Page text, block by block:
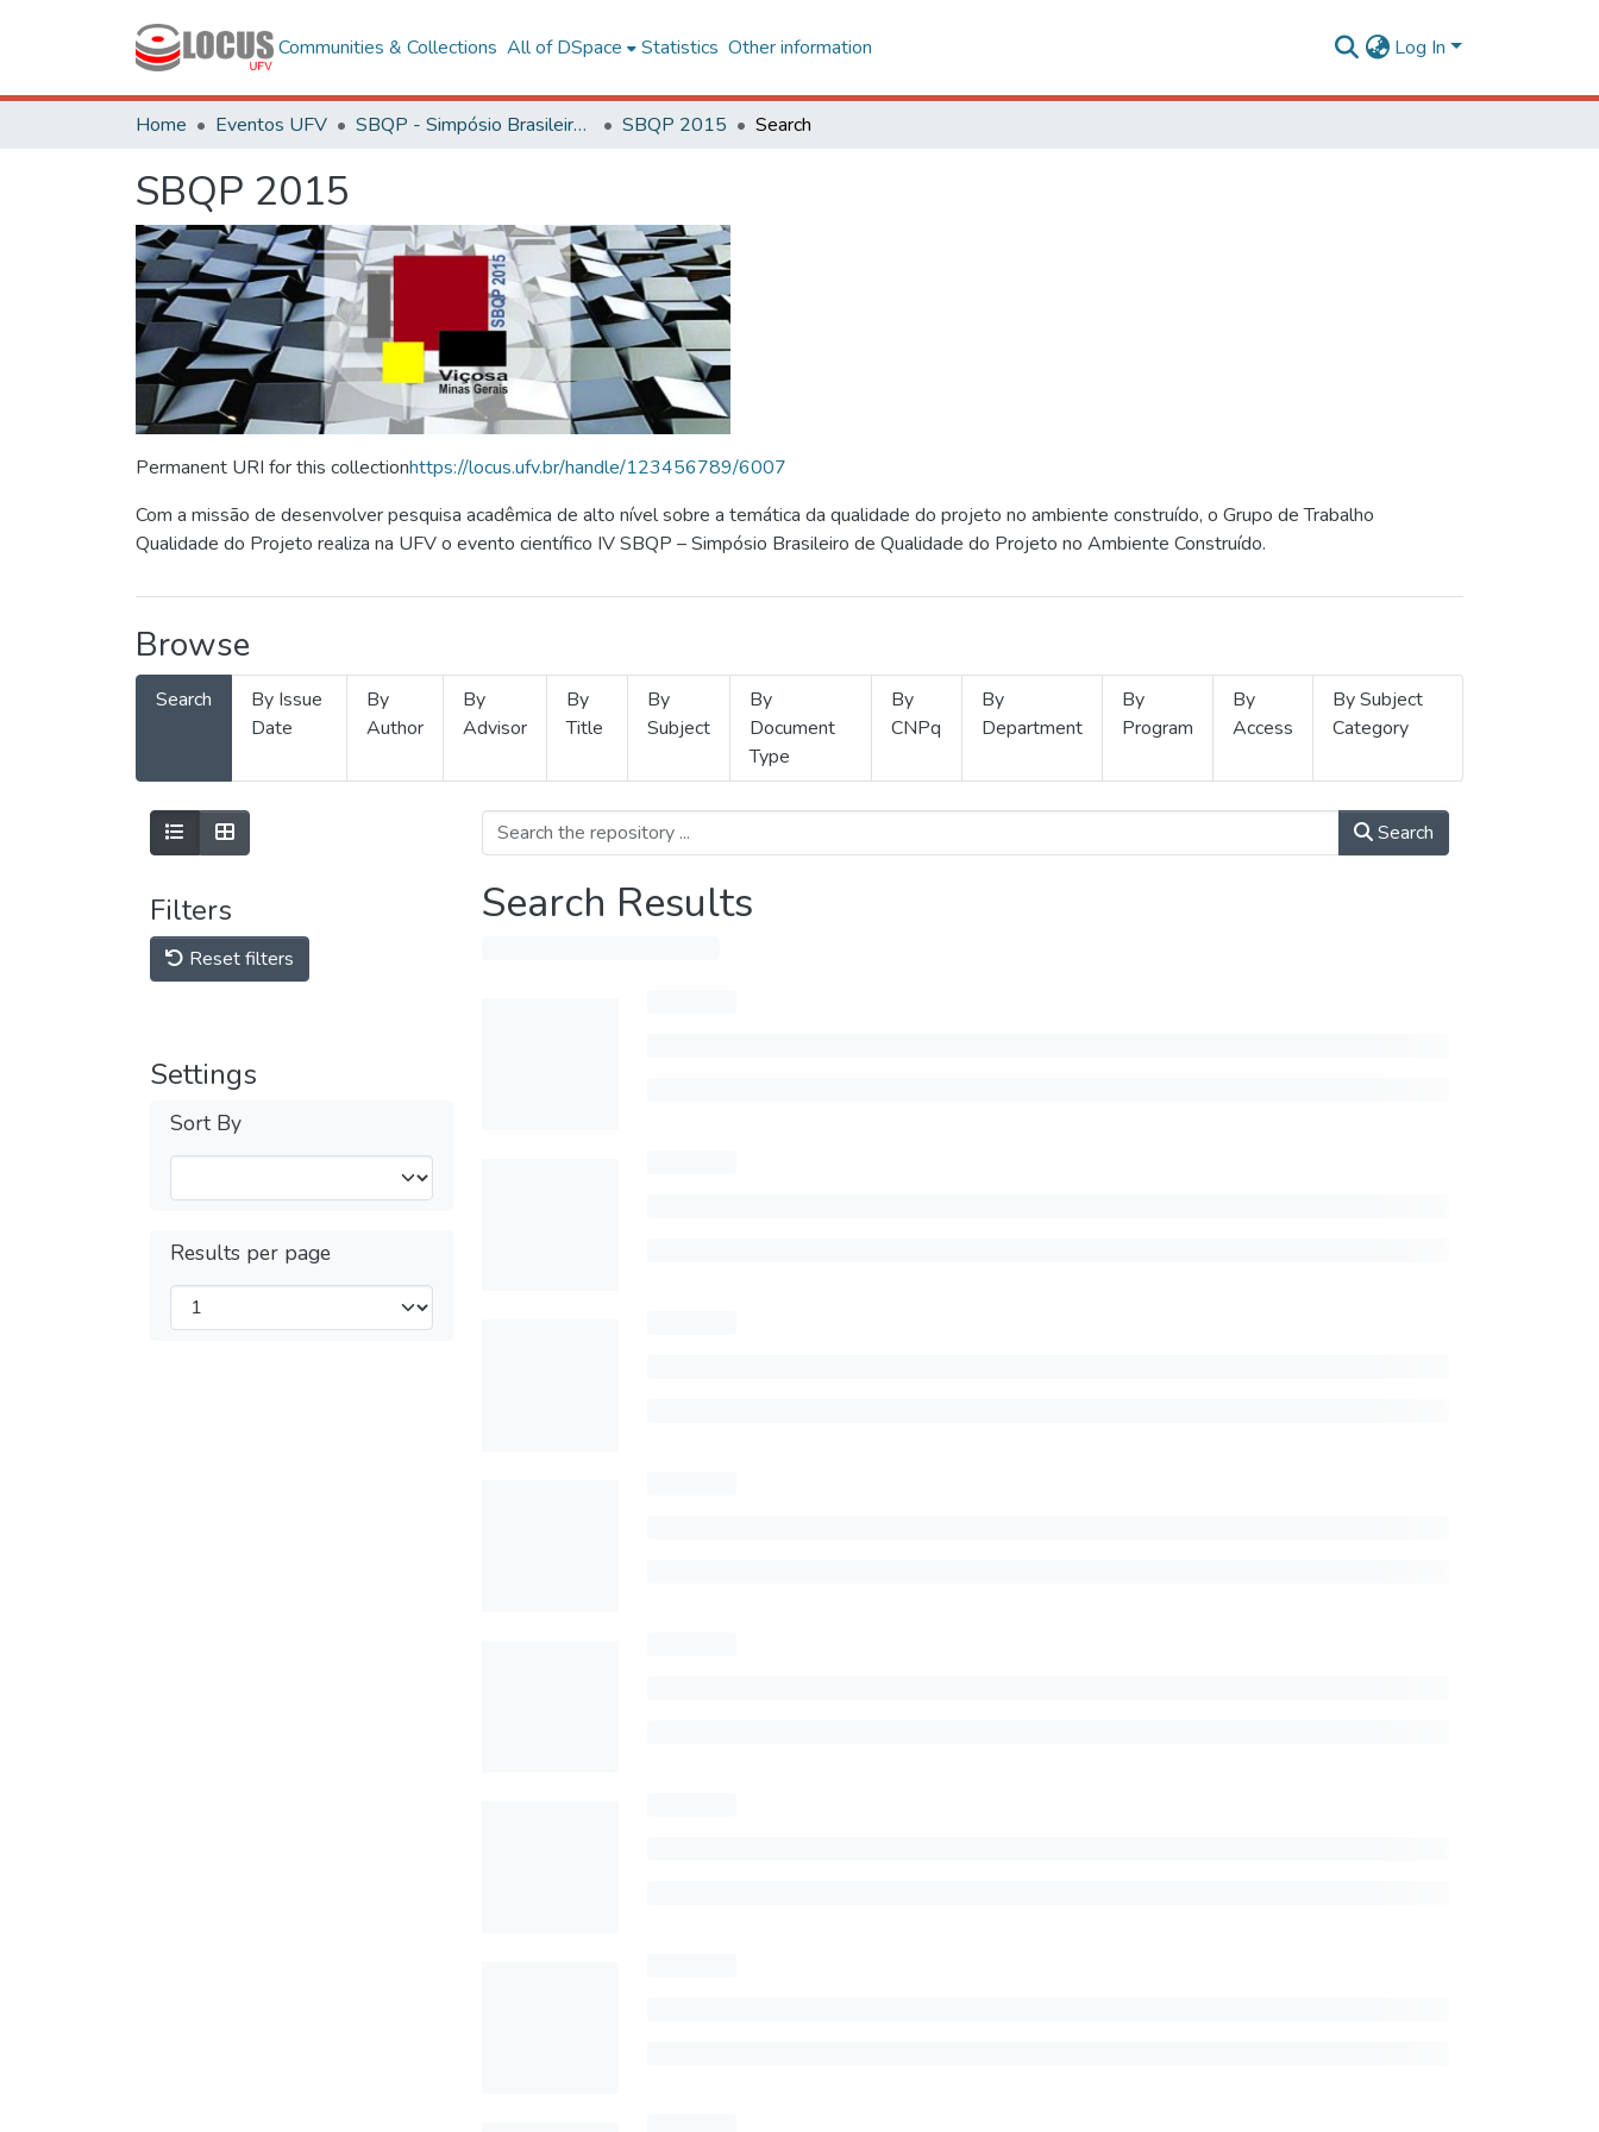
Communities & Collections All of DSpace Statistics Other information Log In
Home Eventos UFV SBQP - Simpósio Brasileiro de Qualidade do Projeto no Ambiente Construído SBQP 2015 Search
SBQP 2015
Permanent URI for this collectionhttps://locus.ufv.br/handle/123456789/6007
Com a missão de desenvolver pesquisa acadêmica de alto nível sobre a temática da qualidade do projeto no ambiente construído, o Grupo de Trabalho
Qualidade do Projeto realiza na UFV o evento científico IV SBQP – Simpósio Brasileiro de Qualidade do Projeto no Ambiente Construído.
Browse
Search
By Issue
Date
By
Author
By
Advisor
By
Title
By
Subject
By
Document
Type
By
CNPq
By
Department
By
Program
By
Access
By Subject
Category
Filters
Reset filters
Settings
Sort By
Results per page
Search
Search Results